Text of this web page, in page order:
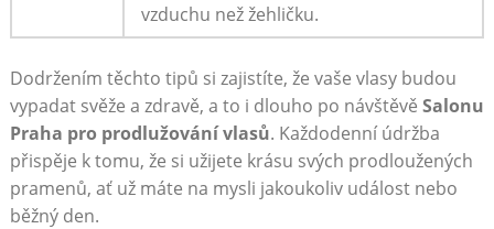
vzduchu než žehličku.
Dodržením těchto tipů si zajistíte, že vaše vlasy budou
vypadat svěže a zdravě, a to i dlouho po návštěvě Salonu
Praha pro prodlužování vlasů. Každodenní údržba
přispěje k tomu, že si užijete krásu svých prodloužených
pramenů, ať už máte na mysli jakoukoliv událost nebo
běžný den.